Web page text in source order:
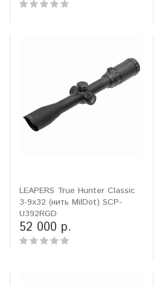
LEAPERS True Hunter Classic
3-9x32 (нить MilDot) SCP-
U392RGD
52 000 р.